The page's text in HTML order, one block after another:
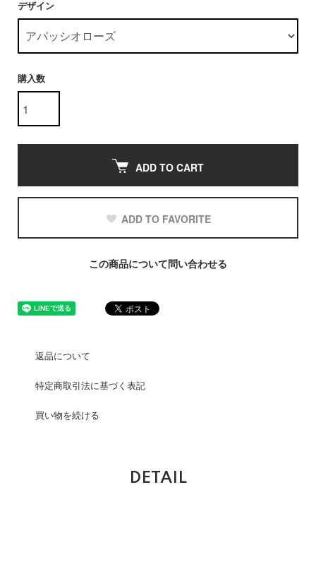
デザイン
購入数
ADD TO CART
ADD TO FAVORITE
この商品について問い合わせる
返品について
特定商取引法に基づく表記
買い物を続ける
DETAIL